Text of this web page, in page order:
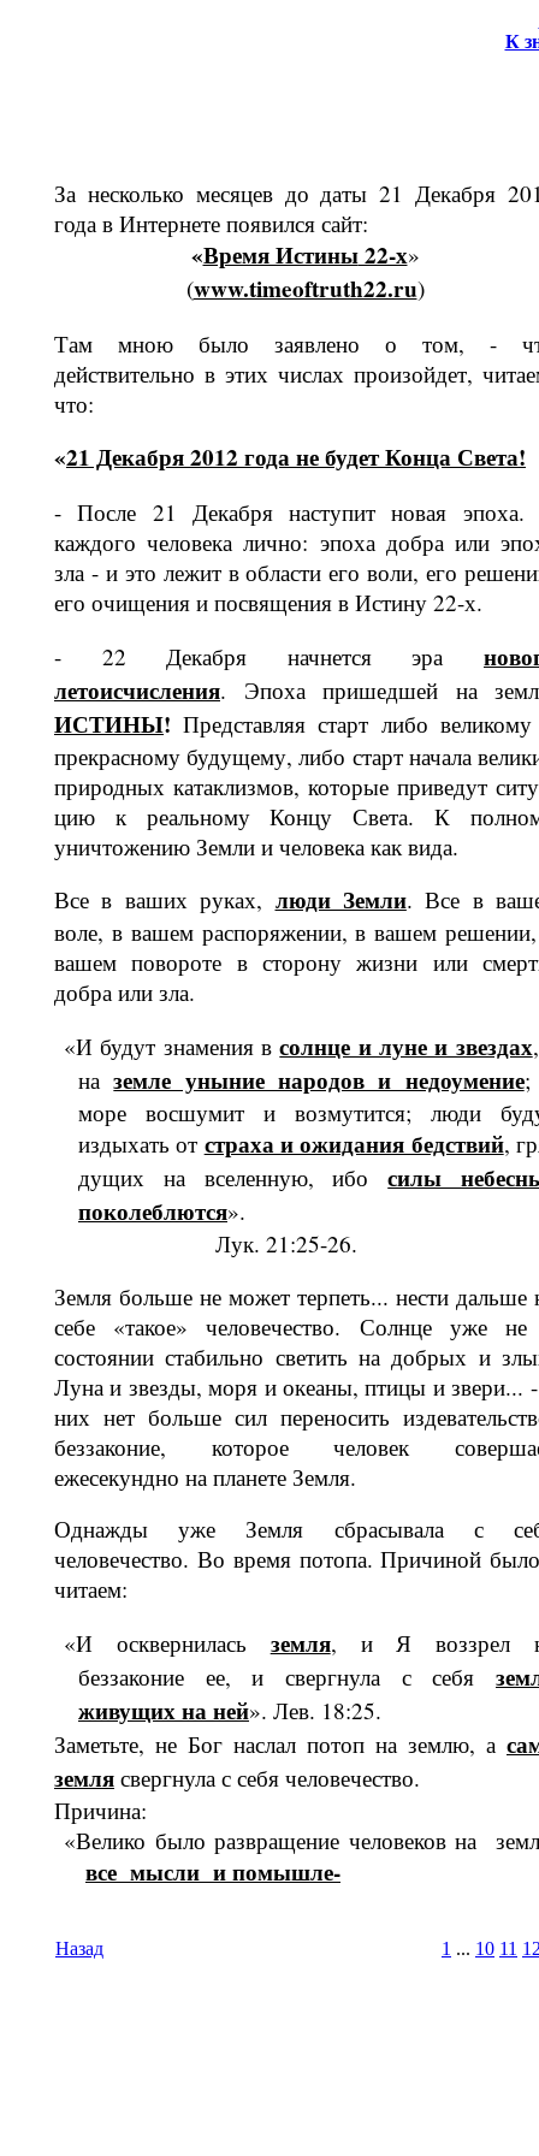
К
За несколько месяцев до даты 21 Декабря
года в Интернете появился сайт:
«Время Истины22-х»
(www.timeoftruth22.ru)
Там мною было заявлено о том, -
действительно в этих числах произой­дет,
что:
«21 Декабря 2012 года не будет Конца Света!
- После 21 Декабря наступит новая
каждого человека лично: эпоха добра или
зла - и это лежит в об­ласти его воли, его
его очи­щения и посвящения в Истину 22-х.
- 22 Декабря начнется эра
летоисчисления. Эпоха пришедшей на
ИСТИНЫ! Представляя старт либо
прекрасному будущему, либо старт начала
природных катаклизмов, которые приведут
цию к реальному Концу Света. К
уничтожению Земли и человека как вида.
Все в ваших руках, люди Земли. Все в
воле, в вашем распоряжении, в вашем
вашем повороте в сто­рону жизни или
добра или зла.
«И будут знамения всолнце и луне и звездах
наземле уныние наро­дов и недоумение
море восшумит и возмутится; люди
издыхать от страха и ожидания бедствий,
дущих на вселенную, ибосилы
поколеблются».
Лук. 21:25-26.
Земля больше не может терпеть... нес­ти дальше
себе «такое» человечество. Солнце уже
состоянии стабильно светить на добрых и
Луна и звезды, моря и океаны, птицы и звери...
них нет больше сил переносить
беззаконие, которое человек
ежесекундно на планете Зем­ля.
Однажды уже Земля сбрасывала с
человечество. Во время потопа. Причи­ной
читаем:
«И осквернилась земля, и Я воззрел
беззаконие ее, и свергнула с себя
живущих на ней». Лев. 18:25.
Заметьте, не Бог наслал потоп на землю, а
земля свергнула с себя челове­чество.
Причина:
«Велико было развращение человеков на
все мысли и помышле-
Назад 1 ... 10 11